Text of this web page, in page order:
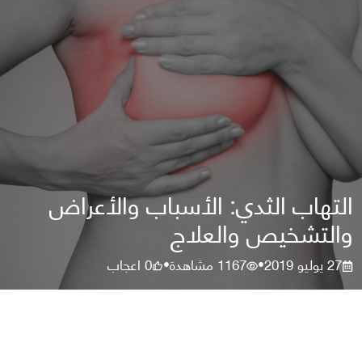
التهاب الثدي: الأسباب والأعراض
والتشخيص والعلاج
27 يوليو 2019 •
1167 مشاهدة•
0اعجاب